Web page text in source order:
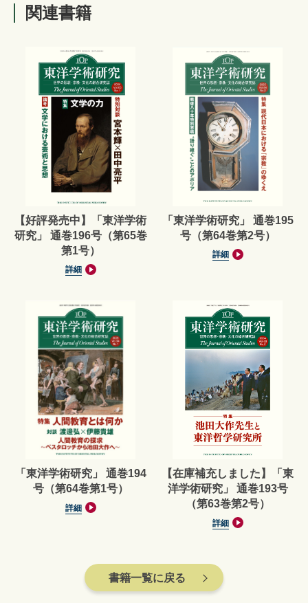
関連書籍
【好評発売中】「東洋学術
研究」 通巻196号（第65巻
第1号）
詳細
「東洋学術研究」 通巻195
号（第64巻第2号）
詳細
「東洋学術研究」 通巻194
号（第64巻第1号）
詳細
【在庫補充しました】「東
洋学術研究」 通巻193号
（第63巻第2号）
詳細
書籍一覧に戻る